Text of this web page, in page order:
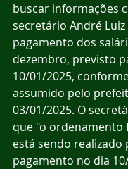
buscar informações
secretário André
pagamento dos
dezembro, previsto
10/01/2025,
assumido pelo
03/01/2025. O
que "o ordenamento
está sendo
pagamento no dia